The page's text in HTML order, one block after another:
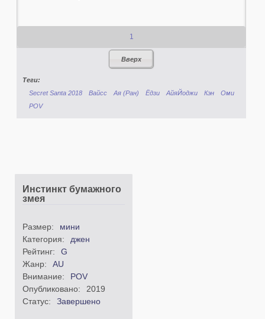
1
Вверх
Теги:
Secret Santa 2018
Вайсс Ая (Ран) Ёдзи АйяЙоджи Кэн
Оми
POV
Инстинкт бумажного
змея
Размер:
мини
Категория:
джен
Рейтинг:
G
Жанр:
AU
Внимание:
POV
Опубликовано:
2019
Статус:
Завершено